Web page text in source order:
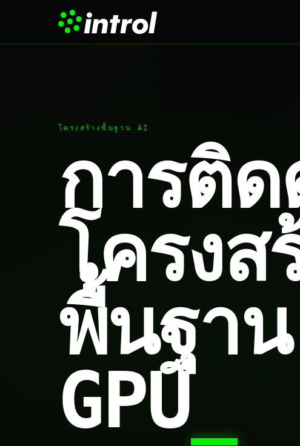
โครงสร้างพื้นฐาน AI
การติด
โครงส
พื้นฐาน
GPU_